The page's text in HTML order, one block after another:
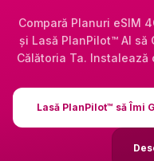
Compară Planuri eSIM
și Lasă PlanPilot™ AI
Călătoria Ta.
Lasă PlanPilot™ să Îmi